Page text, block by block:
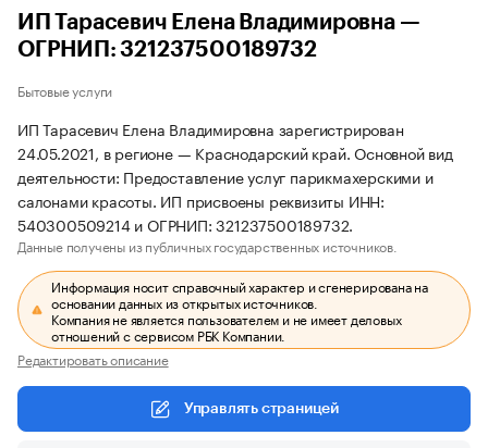
ИП Тарасевич Елена Владимировна —
ОГРНИП: 321237500189732
Бытовые услуги
ИП Тарасевич Елена Владимировна зарегистрирован
24.05.2021, в регионе — Краснодарский край. Основной вид
деятельности: Предоставление услуг парикмахерскими и
салонами красоты. ИП присвоены реквизиты ИНН:
540300509214 и ОГРНИП: 321237500189732.
Данные получены из публичных государственных источников.
Информация носит справочный характер и сгенерирована на
основании данных из открытых источников.
Компания не является пользователем и не имеет деловых
отношений с сервисом РБК Компании.
Редактировать описание
Управлять страницей